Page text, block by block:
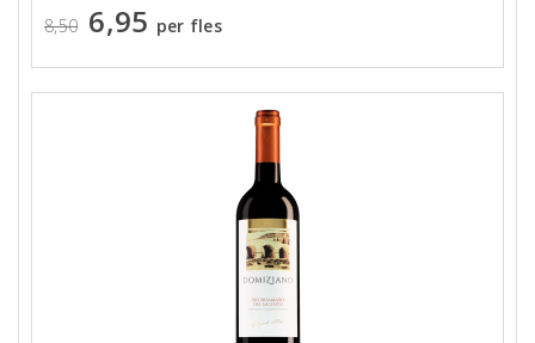
8,50 6,95 per fles